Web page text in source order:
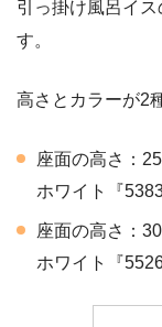
引っ掛け風呂イ
す。
高さとカラーが2
座面の高さ：
ホワイト『
座面の高さ：
ホワイト『